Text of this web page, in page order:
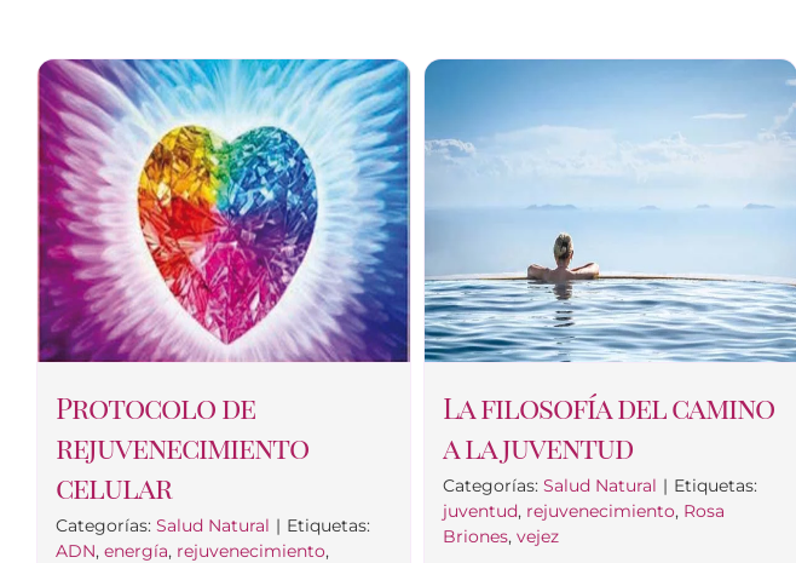
Protocolo de
rejuvenecimiento
celular
Categorías: Salud Natural | Etiquetas:
ADN, energía, rejuvenecimiento,
La filosofía del camino
a la juventud
Categorías:Salud Natural | Etiquetas:
juventud, rejuvenecimiento, Rosa
Briones,vejez